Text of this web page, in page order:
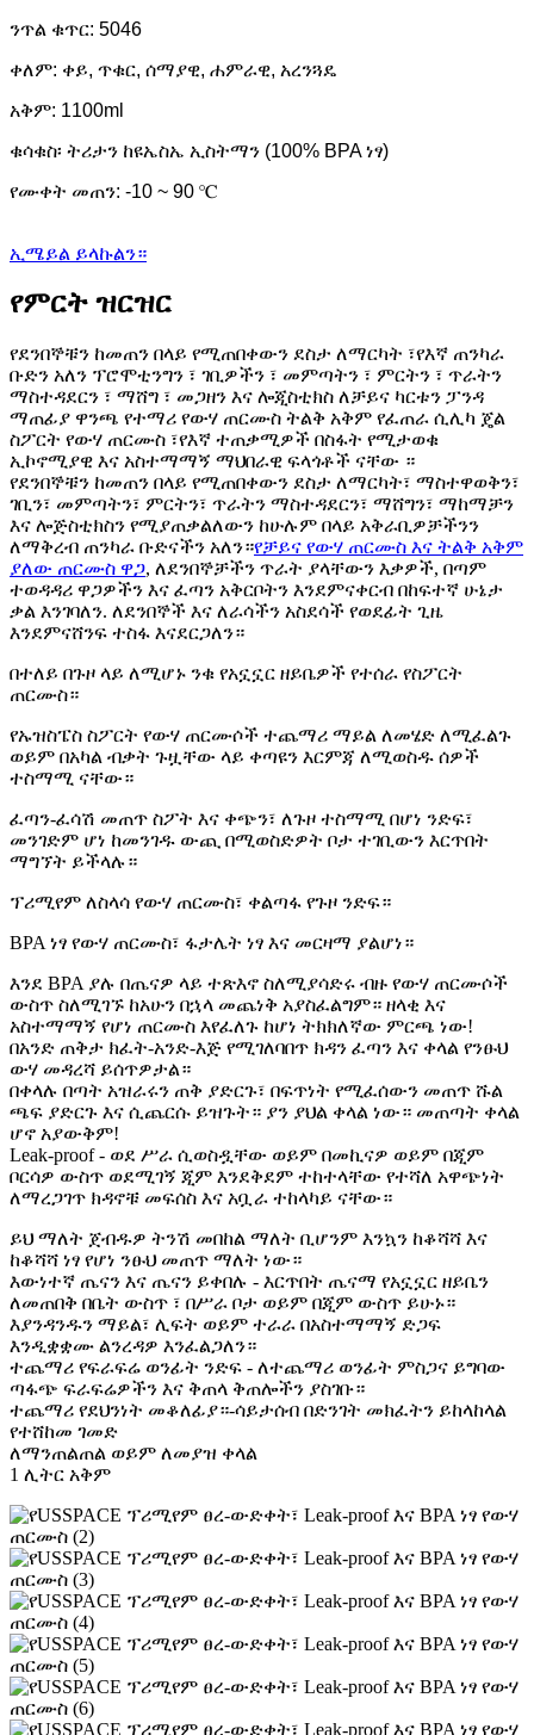
ንጥል ቁጥር: 5046
ቀለም: ቀይ, ጥቁር, ሰማያዊ, ሐምራዊ, አረንጓዴ
አቅም: 1100ml
ቁሳቁስ፡ ትሪታን ከዩኤስኤ ኢስትማን (100% BPA ነፃ)
የሙቀት መጠን: -10 ~ 90 ℃
ኢሜይል ይላኩልን።
የምርት ዝርዝር
የደንበኞቹን ከመጠን በላይ የሚጠበቀውን ደስታ ለማርካት ፣የእኛ ጠንካራ
ቡድን አለን ፕሮሞቲንግን ፣ ገቢዎችን ፣ መምጣትን ፣ ምርትን ፣ ጥራትን
ማስተዳደርን ፣ ማሸግ ፣ መጋዘን እና ሎጂስቲክስ ለቻይና ካርቱን ፓንዳ
ማጠፊያ ዋንጫ የተማሪ የውሃ ጠርሙስ ትልቅ አቅም የፈጠራ ሲሊካ ጄል
ስፖርት የውሃ ጠርሙስ ፣የእኛ ተጠቃሚዎች በስፋት የሚታወቁ
ኢኮኖሚያዊ እና አስተማማኝ ማህበራዊ ፍላጎቶች ናቸው ።
የደንበኞቹን ከመጠን በላይ የሚጠበቀውን ደስታ ለማርካት፣ ማስተዋወቅን፣
ገቢን፣ መምጣትን፣ ምርትን፣ ጥራትን ማስተዳደርን፣ ማሸግን፣ ማከማቻን
እና ሎጅስቲክስን የሚያጠቃልለውን ከሁሉም በላይ አቅራቢዎቻችንን
ለማቅረብ ጠንካራ ቡድናችን አለን።የቻይና የውሃ ጠርሙስ እና ትልቅ አቅም
ያለው ጠርሙስ ዋጋ, ለደንበኞቻችን ጥራት ያላቸውን እቃዎች, በጣም
ተወዳዳሪ ዋጋዎችን እና ፈጣን አቅርቦትን እንደምናቀርብ በከፍተኛ ሁኔታ
ቃል እንገባለን. ለደንበኞች እና ለራሳችን አስደሳች የወደፊት ጊዜ
እንደምናሸንፍ ተስፋ እናደርጋለን።
በተለይ በጉዞ ላይ ለሚሆኑ ንቁ የአኗኗር ዘይቤዎች የተሰራ የስፖርት
ጠርሙስ።
የኡዝስፔስ ስፖርት የውሃ ጠርሙሶች ተጨማሪ ማይል ለመሄድ ለሚፈልጉ
ወይም በአካል ብቃት ጉዟቸው ላይ ቀጣዩን እርምጃ ለሚወስዱ ሰዎች
ተስማሚ ናቸው።
ፈጣን-ፈሳሽ መጠጥ ስፖት እና ቀጭን፣ ለጉዞ ተስማሚ በሆነ ንድፍ፣
መንገድም ሆነ ከመንገዱ ውጪ በሚወስድዎት ቦታ ተገቢውን እርጥበት
ማግኘት ይችላሉ።
ፕሪሚየም ለስላሳ የውሃ ጠርሙስ፣ ቀልጣፋ የጉዞ ንድፍ።
BPA ነፃ የውሃ ጠርሙስ፣ ፋታሌት ነፃ እና መርዛማ ያልሆነ።
እንደ BPA ያሉ በጤናዎ ላይ ተጽእኖ ስለሚያሳድሩ ብዙ የውሃ ጠርሙሶች
ውስጥ ስለሚገኙ ከአሁን በኋላ መጨነቅ አያስፈልግም። ዘላቂ እና
አስተማማኝ የሆነ ጠርሙስ እየፈለጉ ከሆነ ትክክለኛው ምርጫ ነው!
በአንድ ጠቅታ ክፈት-አንድ-እጅ የሚገለባበጥ ክዳን ፈጣን እና ቀላል የንፁህ
ውሃ መዳረሻ ይሰጥዎታል።
በቀላሉ በጣት አዝራሩን ጠቅ ያድርጉ፣ በፍጥነት የሚፈሰውን መጠጥ ሹል
ጫፍ ያድርጉ እና ሲጨርሱ ይዝጉት። ያን ያህል ቀላል ነው። መጠጣት ቀላል
ሆኖ አያውቅም!
Leak-proof - ወደ ሥራ ሲወስዷቸው ወይም በመኪናዎ ወይም በጂም
ቦርሳዎ ውስጥ ወደሚገኝ ጂም እንደቅደም ተከተላቸው የተሻለ አዋጭነት
ለማረጋገጥ ክዳኖቹ መፍሰስ እና አቧራ ተከላካይ ናቸው።
ይህ ማለት ጀብዱዎ ትንሽ መበከል ማለት ቢሆንም እንኳን ከቆሻሻ እና
ከቆሻሻ ነፃ የሆነ ንፁህ መጠጥ ማለት ነው።
እውነተኛ ጤናን እና ጤናን ይቀበሉ - እርጥበት ጤናማ የአኗኗር ዘይቤን
ለመጠበቅ በቤት ውስጥ ፣ በሥራ ቦታ ወይም በጂም ውስጥ ይሁኑ።
እያንዳንዱን ማይል፣ ሊፍት ወይም ተራራ በአስተማማኝ ድጋፍ
እንዲቋቋሙ ልንረዳዎ እንፈልጋለን።
ተጨማሪ የፍራፍሬ ወንፊት ንድፍ - ለተጨማሪ ወንፊት ምስጋና ይግባው
ጣፋጭ ፍራፍሬዎችን እና ቅጠላ ቅጠሎችን ያስገቡ።
ተጨማሪ የደህንነት መቆለፊያ።-ሳይታሰብ በድንገት መክፈትን ይከላከላል
የተሸከመ ገመድ
ለማንጠልጠል ወይም ለመያዝ ቀላል
1 ሊትር አቅም